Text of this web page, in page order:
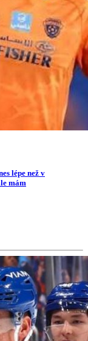
lépe než v
mám